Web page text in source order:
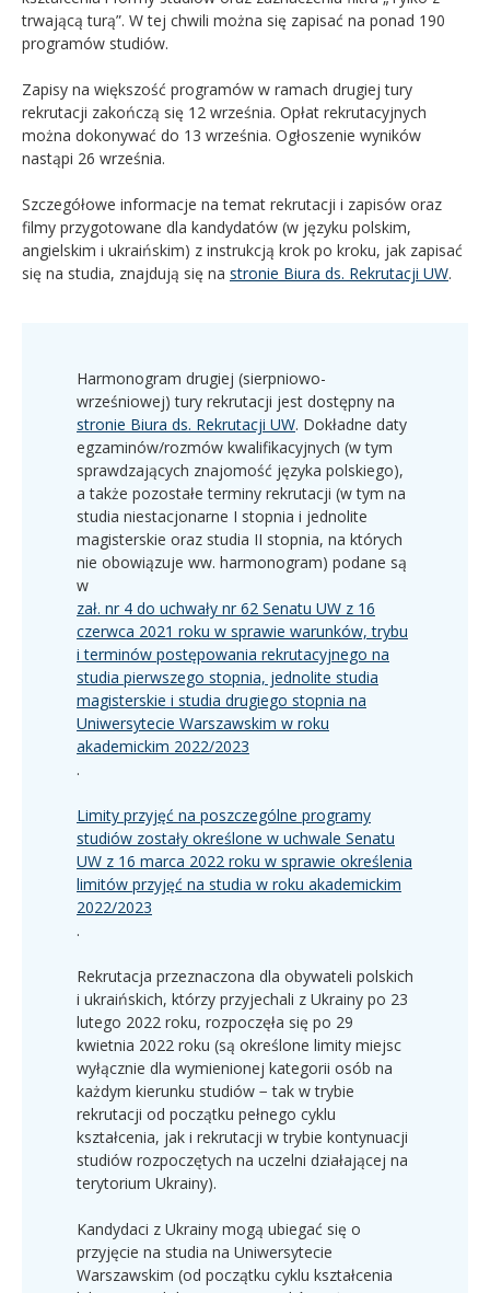
trwającą turą”. W tej chwili można się zapisać na ponad 190
programów studiów.
Zapisy na większość programów w ramach drugiej tury
rekrutacji zakończą się 12 września. Opłat rekrutacyjnych
można dokonywać do 13 września. Ogłoszenie wyników
nastąpi 26 września.
Szczegółowe informacje na temat rekrutacji i zapisów oraz
filmy przygotowane dla kandydatów (w języku polskim,
angielskim i ukraińskim) z instrukcją krok po kroku, jak zapisać
się na studia, znajdują się na stronie Biura ds. Rekrutacji UW.
Harmonogram drugiej (sierpniowo-
wrześniowej) tury rekrutacji jest dostępny na
stronie Biura ds. Rekrutacji UW. Dokładne daty
egzaminów/rozmów kwalifikacyjnych (w tym
sprawdzających znajomość języka polskiego),
a także pozostałe terminy rekrutacji (w tym na
studia niestacjonarne I stopnia i jednolite
magisterskie oraz studia II stopnia, na których
nie obowiązuje ww. harmonogram) podane są
w
zał. nr 4 do uchwały nr 62 Senatu UW z 16
czerwca 2021 roku w sprawie warunków, trybu
i terminów postępowania rekrutacyjnego na
studia pierwszego stopnia, jednolite studia
magisterskie i studia drugiego stopnia na
Uniwersytecie Warszawskim w roku
akademickim 2022/2023
.
Limity przyjęć na poszczególne programy
studiów zostały określone w uchwale Senatu
UW z 16 marca 2022 roku w sprawie określenia
limitów przyjęć na studia w roku akademickim
2022/2023
.
Rekrutacja przeznaczona dla obywateli polskich
i ukraińskich, którzy przyjechali z Ukrainy po 23
lutego 2022 roku, rozpoczęła się po 29
kwietnia 2022 roku (są określone limity miejsc
wyłącznie dla wymienionej kategorii osób na
każdym kierunku studiów − tak w trybie
rekrutacji od początku pełnego cyklu
kształcenia, jak i rekrutacji w trybie kontynuacji
studiów rozpoczętych na uczelni działającej na
terytorium Ukrainy).
Kandydaci z Ukrainy mogą ubiegać się o
przyjęcie na studia na Uniwersytecie
Warszawskim (od początku cyklu kształcenia